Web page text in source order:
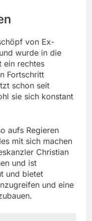
von Ex-
wurde in die
ein rechtes
Fortschritt
schon seit
sie sich konstant
aufs Regieren
mit sich machen
Christian
und ist
und bietet
und eine